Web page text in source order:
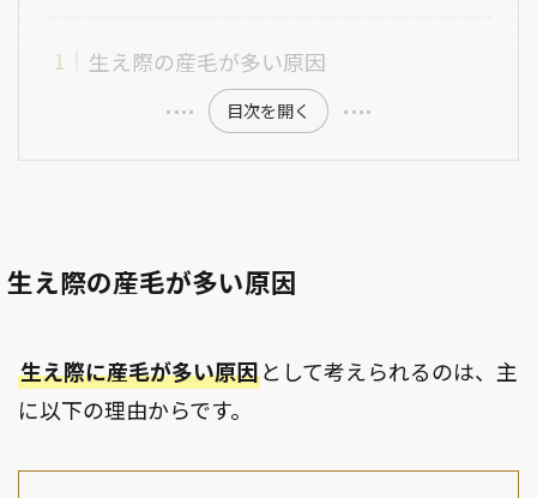
生え際の産毛が多い原因
目次を開く
生え際の産毛が多い原因
生え際に産毛が多い原因として考えられるのは、主
に以下の理由からです。